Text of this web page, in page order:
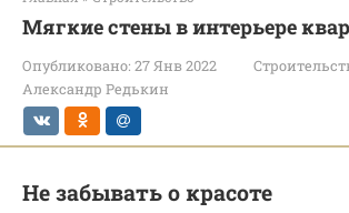
Мягкие стены в интерьере
Опубликовано: 27 Янв 2022
Александр Редькин
Не забывать о красоте